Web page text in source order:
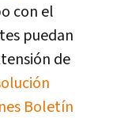
con el
puedan
de
Boletín